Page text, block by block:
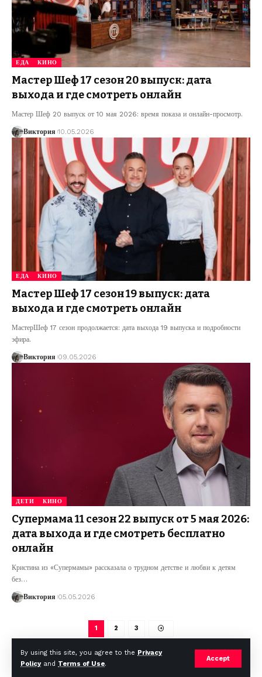
By using this site, you agree to the Privacy
Policyand Terms of Use.
Accept
ЕДА КИНО
Мастер Шеф 17 сезон 20 выпуск: дата
выхода и где смотреть онлайн
Мастер Шеф 20 выпуск от 10 мая 2026: время показа и онлайн-просмотр.
Виктория 10.05.2026
ЕДА КИНО
Мастер Шеф 17 сезон 19 выпуск: дата
выхода и где смотреть онлайн
МастерШеф 17 сезон продолжается: дата выхода 19 выпуска и подробности
эфира.
Виктория 09.05.2026
ДЕТИ КИНО
Супермама 11 сезон 22 выпуск от 5 мая 2026:
дата выхода и где смотреть бесплатно
онлайн
Кристина из «Супермамы» рассказала о трудном детстве и любви к детям
без…
Виктория 05.05.2026
1 2 3
© Foxiz News Network. Ruby Design Company. All Rights Reserved.